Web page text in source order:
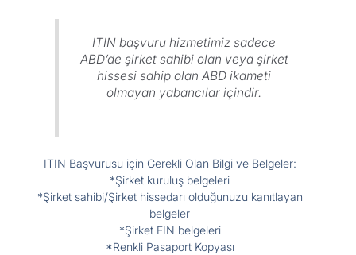
ITIN başvuru hizmetimiz sadece
ABD’de şirket sahibi olan veya şirket
hissesi sahip olan ABD ikameti
olmayan yabancılar içindir.
ITIN Başvurusu için Gerekli Olan Bilgi ve Belgeler:
*Şirket kuruluş belgeleri
*Şirket sahibi/Şirket hissedarı olduğunuzu kanıtlayan
belgeler
*Şirket EIN belgeleri
*Renkli Pasaport Kopyası